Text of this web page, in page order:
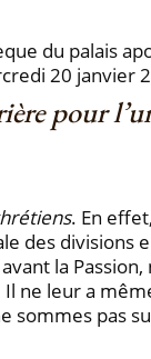
du palais
20 janvier
pour
. En
des
la
ne leur a
pas